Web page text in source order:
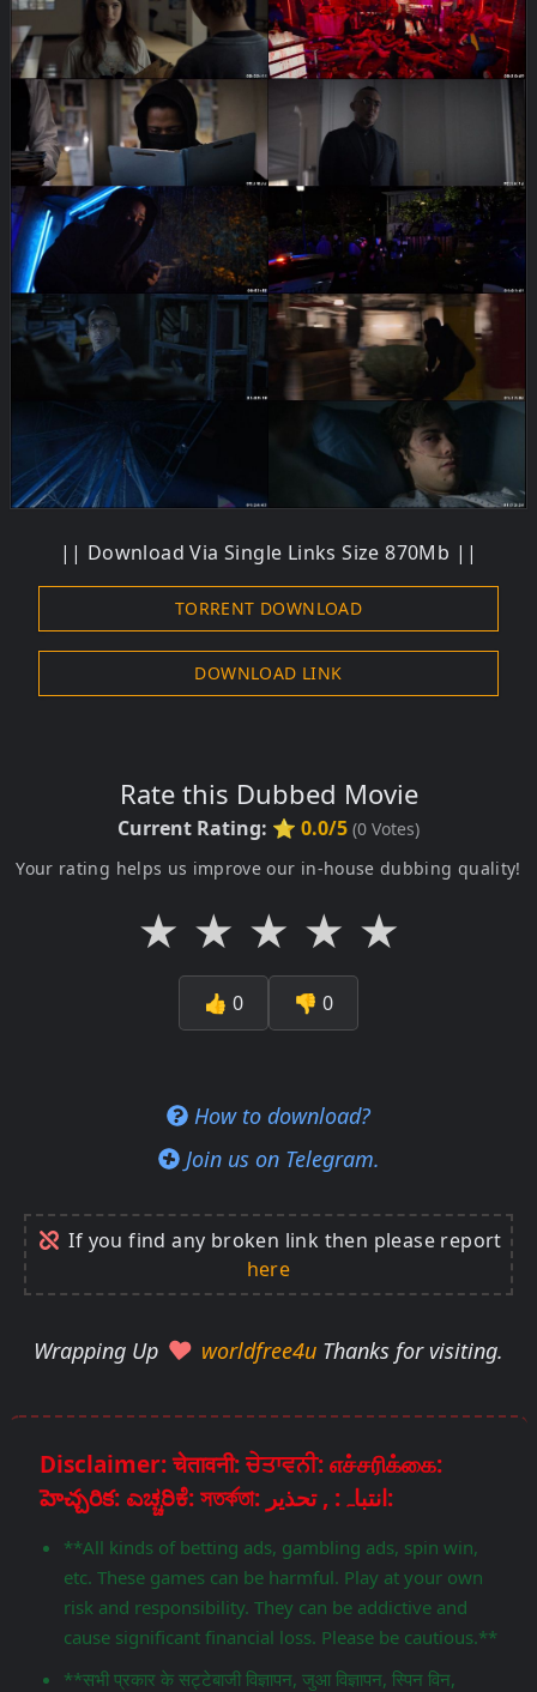
|| Download Via Single Links Size 870Mb ||
TORRENT DOWNLOAD
DOWNLOAD LINK
Rate this Dubbed Movie
Current Rating: ⭐ 0.0/5 (0 Votes)
Your rating helps us improve our in-house dubbing quality!
★ ★ ★ ★ ★
👍 0 👎 0
How to download?
Join us on Telegram.
If you find any broken link then please report
here
Wrapping Up worldfree4u Thanks for visiting.
Disclaimer: चेतावनी: ਚੇਤਾਵਨੀ: எச்சரிக்கை:
హెచ్చరిక: ಎಚ್ಚರಿಕೆ: সতর্কতা: انتباہ: , تحذير:
**All kinds of betting ads, gambling ads, spin win,
etc. These games can be harmful. Play at your own
risk and responsibility. They can be addictive and
cause significant financial loss. Please be cautious.**
**सभी प्रकार के सट्टेबाजी विज्ञापन, जुआ विज्ञापन, स्पिन विन,